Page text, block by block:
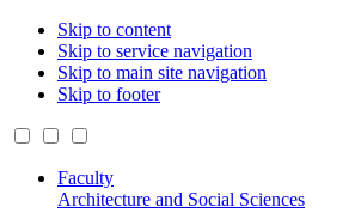
Skip to content
Skip to service navigation
Skip to main site navigation
Skip to footer
Faculty
Architecture and Social Sciences